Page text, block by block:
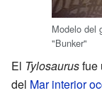
Modelo del
"Bunker"
El Tylosaurusfue
del Mar interior